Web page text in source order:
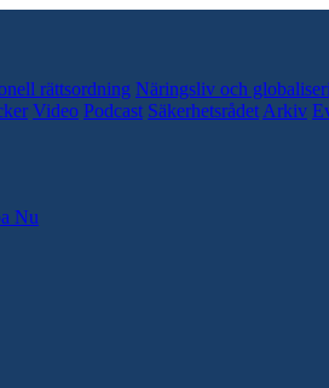
rättsordning Näringsliv och
Video Podcast Säkerhetsrådet Arkiv
Nu